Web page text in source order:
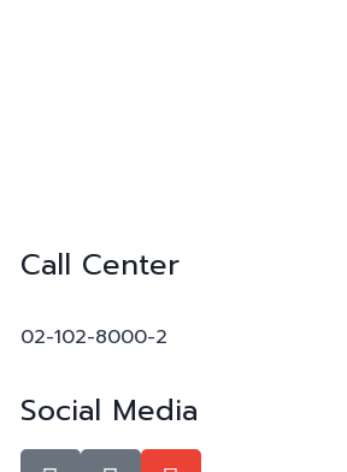
Call Center
02-102-8000-2
Social Media